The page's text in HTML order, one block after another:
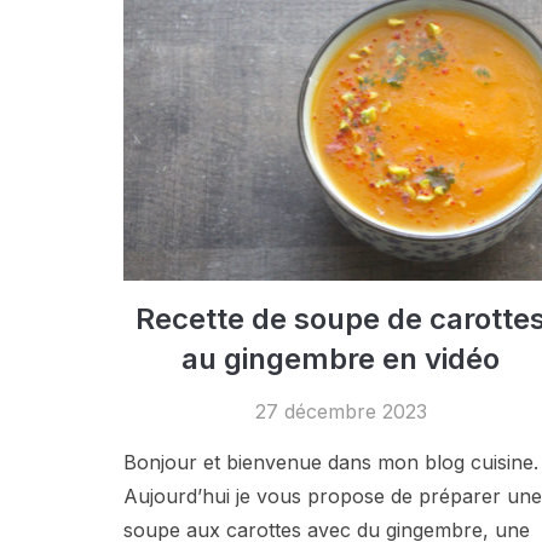
Recette de soupe de
au gingembre en vidéo
27 décembre 2023
Bonjour et bienvenue dans mon blog cuisine.
Aujourd’hui je vous propose de préparer une
soupe aux carottes avec du gingembre, une